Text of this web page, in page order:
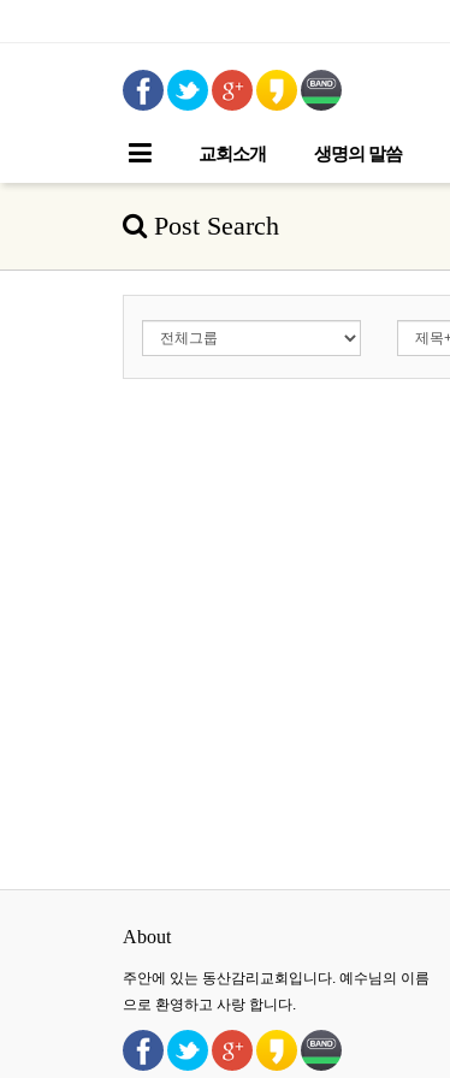
교회소개 생명의 말씀
Post Search
About
주안에 있는 동산감리교회입니다. 예수님의 이름
으로 환영하고 사랑 합니다.